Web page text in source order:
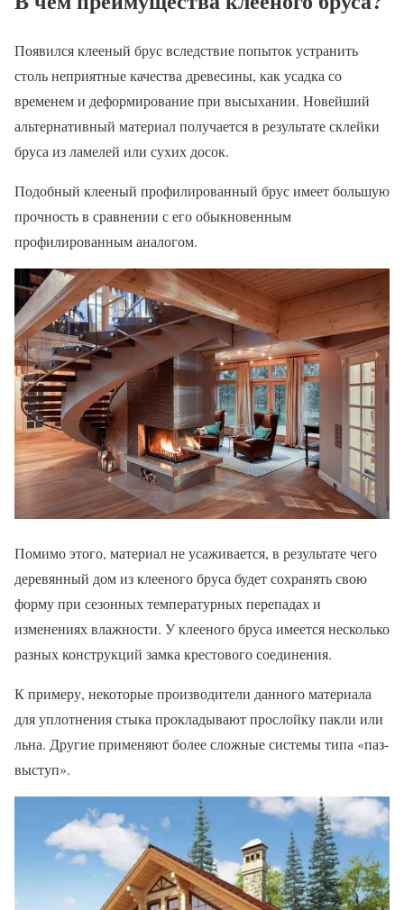
Появился клееный брус вследствие попыток устранить
столь неприятные качества древесины, как усадка со
временем и деформирование при высыхании. Новейший
альтернативный материал получается в результате склейки
бруса из ламелей или сухих досок.
Подобный клееный профилированный брус имеет большую
прочность в сравнении с его обыкновенным
профилированным аналогом.
Помимо этого, материал не усаживается, в результате чего
деревянный дом из клееного бруса будет сохранять свою
форму при сезонных температурных перепадах и
изменениях влажности. У клееного бруса имеется несколько
разных конструкций замка крестового соединения.
К примеру, некоторые производители данного материала
для уплотнения стыка прокладывают прослойку пакли или
льна. Другие применяют более сложные системы типа «паз-
выступ».